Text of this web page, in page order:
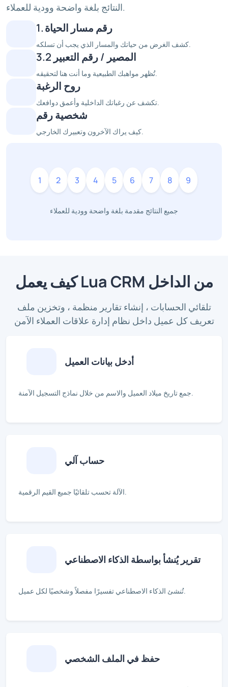
النتائج بلغة واضحة وودية للعملاء.
1. رقم مسار الحياة
كشف الغرض من حياتك والمسار الذي يجب أن تسلكه.
3.2 المصير / رقم التعبير
تُظهر مواهبك الطبيعية وما أنت هنا لتحقيقه.
روح الرغبة
تكشف عن رغباتك الداخلية وأعمق دوافعك.
شخصية رقم
كيف يراك الآخرون وتعبيرك الخارجي.
1 2 3 4 5 6 7 8 9
جميع النتائج مقدمة بلغة واضحة وودية للعملاء
كيف يعمل Lua CRM من الداخل
تلقائي الحسابات ، إنشاء تقارير منظمة ، وتخزين ملف
تعريف كل عميل داخل نظام إدارة علاقات العملاء الآمن
أدخل بيانات العميل
جمع تاريخ ميلاد العميل والاسم من خلال نماذج التسجيل الآمنة.
حساب آلي
الآلة تحسب تلقائيًا جميع القيم الرقمية.
تقرير يُنشأ بواسطة الذكاء الاصطناعي
تُنشئ الذكاء الاصطناعي تفسيرًا مفصلاً وشخصيًا لكل عميل.
حفظ في الملف الشخصي